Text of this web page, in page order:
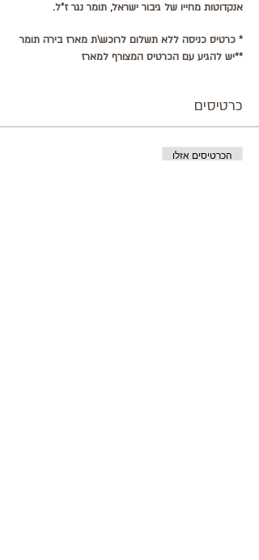
אנקדוטות מחייו של גיבור ישראל, תומר נגר ז"ל.
* כרטיס כניסה ללא תשלום לרוכש\ת מארז בירה תומר
**יש להגיע עם הכרטיס המצורף למארז
כרטיסים
הכרטיסים אזלו